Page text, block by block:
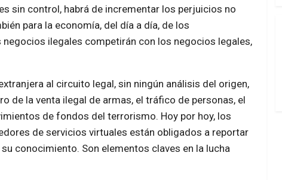
sin control, habrá de incrementar los perjuicios no
para la economía, del día a día, de los
ilegales competirán con los negocios legales,
al circuito legal, sin ningún análisis del origen,
de la venta ilegal de armas, el tráfico de personas, el
de fondos del terrorismo. Hoy por hoy, los
de servicios virtuales están obligados a reportar
conocimiento. Son elementos claves en la lucha